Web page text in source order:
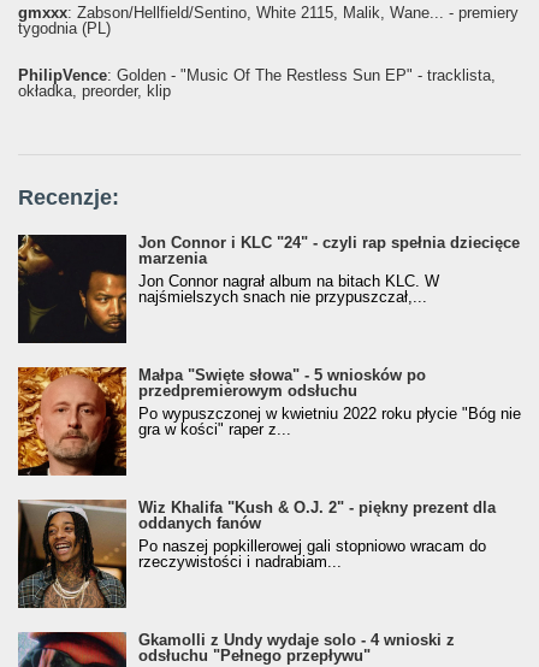
gmxxx: Żabson/Hellfield/Sentino, White 2115, Malik, Wane... - premiery
tygodnia (PL)
PhilipVence: Golden - "Music Of The Restless Sun EP" - tracklista,
okładka, preorder, klip
Recenzje:
Jon Connor i KLC "24" - czyli rap spełnia dziecięce
marzenia
Jon Connor nagrał album na bitach KLC. W
najśmielszych snach nie przypuszczał,...
Małpa "Święte słowa" - 5 wniosków po
przedpremierowym odsłuchu
Po wypuszczonej w kwietniu 2022 roku płycie "Bóg nie
gra w kości" raper z...
Wiz Khalifa "Kush & O.J. 2" - piękny prezent dla
oddanych fanów
Po naszej popkillerowej gali stopniowo wracam do
rzeczywistości i nadrabiam...
Gkamolli z Undy wydaje solo - 4 wnioski z
odsłuchu "Pełnego przepływu"